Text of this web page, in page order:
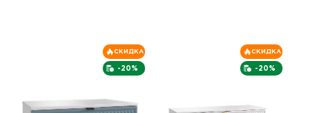
-20%
СКИДКА
-20%
СКИДКА